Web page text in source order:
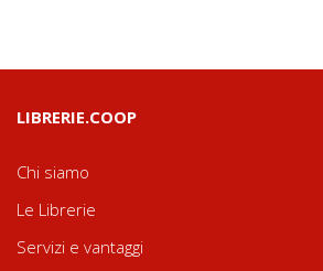
LIBRERIE.COOP
Chi siamo
Le Librerie
Servizi e vantaggi